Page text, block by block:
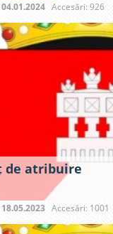
04.01.2024 Accesări: 926
de atribuire
18.05.2023 Accesări: 1001